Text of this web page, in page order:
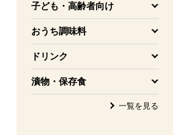
子ども・高齢者向け
を開く
おうち調味料
を開く
ドリンク
を開く
漬物・保存食
を開く
一覧を見る